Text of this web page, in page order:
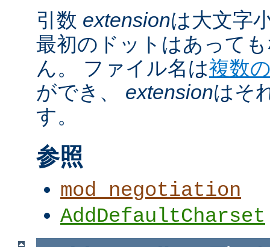
引数 extensionは大文字
最初のドットはあって
ん。 ファイル名は複数
ができ、 extensionはそ
す。
参照
mod_negotiation
AddDefaultCharset